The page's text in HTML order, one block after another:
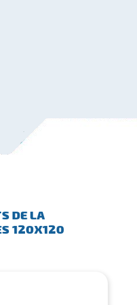
DE LA
120X120